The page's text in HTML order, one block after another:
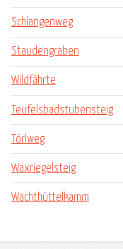
Schlangenweg
Staudengraben
Wildfährte
Teufelsbadstubensteig
Törlweg
Waxriegelsteig
Wachthüttelkamm